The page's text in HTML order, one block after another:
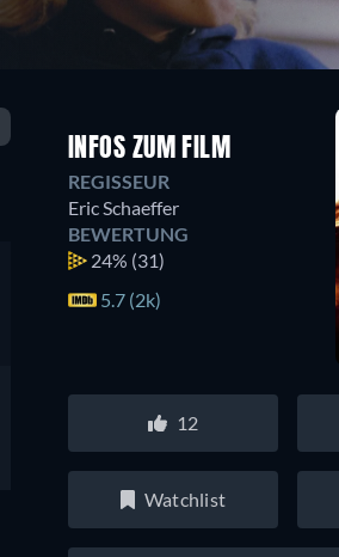
INFOS ZUM FILM
REGISSEUR
Eric Schaeffer
BEWERTUNG
24% (31)
5.7 (2k)
12
Watchlist